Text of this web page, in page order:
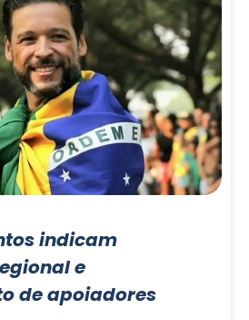
indicam
e
de apoiadores